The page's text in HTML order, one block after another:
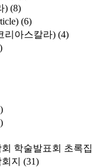
) (8)
(6)
리아스칼라) (4)
학술발표회 초록집
지 (31)